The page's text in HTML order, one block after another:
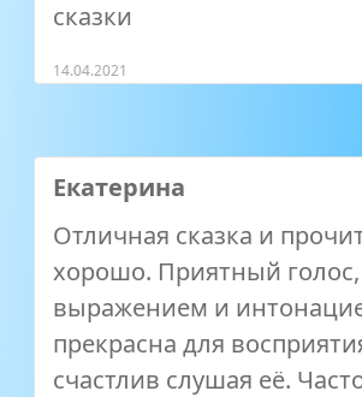
сказки
14.04.2021
Екатерина
Отличная сказка и
хорошо. Приятный голос,
выражением и
прекрасна для
счастлив слушая её.